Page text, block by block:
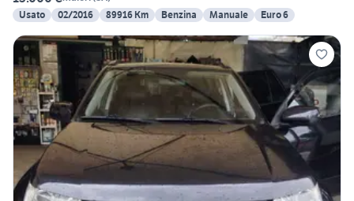
Usato
02/2016 89916 Km Benzina Manuale Euro 6